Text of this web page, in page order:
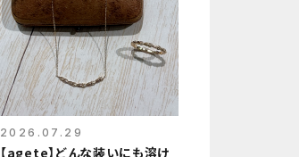
2026.07.29
【agete】どんな装いにも溶け